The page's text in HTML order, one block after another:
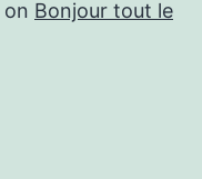
on Bonjour tout le